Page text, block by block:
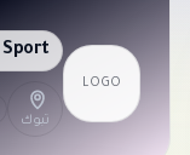
LOGO
Sport
تبوك